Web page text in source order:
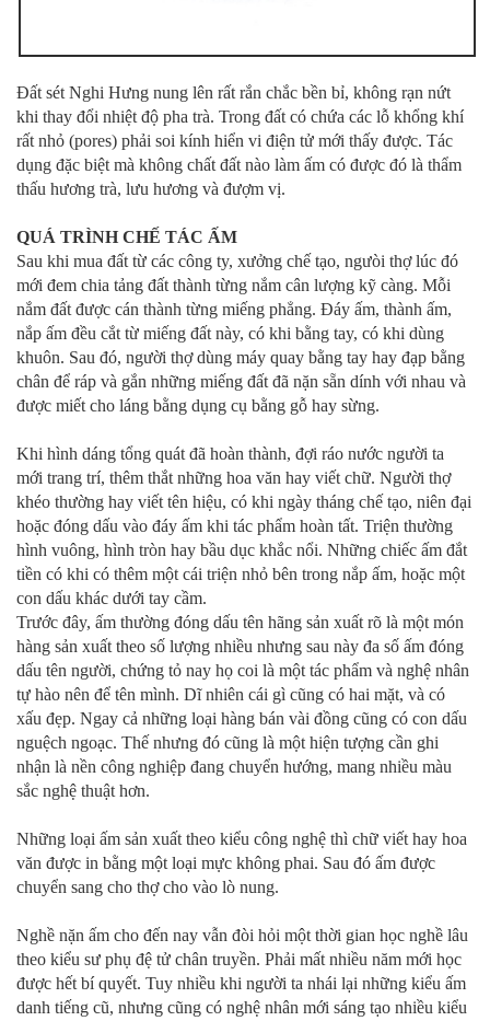
Đất sét Nghi Hưng nung lên rất rắn chắc bền bỉ, không rạn nứt
khi thay đổi nhiệt độ pha trà. Trong đất có chứa các lỗ khổng khí
rất nhỏ (pores) phải soi kính hiển vi điện tử mới thấy được. Tác
dụng đặc biệt mà không chất đất nào làm ấm có được đó là thẩm
thấu hương trà, lưu hương và đượm vị.
QUÁ TRÌNH CHẾ TÁC ẤM
Sau khi mua đất từ các công ty, xưởng chế tạo, ngưòi thợ lúc đó
mới đem chia tảng đất thành từng nắm cân lượng kỹ càng. Mỗi
nắm đất được cán thành từng miếng phẳng. Đáy ấm, thành ấm,
nắp ấm đều cắt từ miếng đất này, có khi bằng tay, có khi dùng
khuôn. Sau đó, người thợ dùng máy quay bằng tay hay đạp bằng
chân để ráp và gắn những miếng đất đã nặn sẵn dính với nhau và
được miết cho láng bằng dụng cụ bằng gỗ hay sừng.
Khi hình dáng tổng quát đã hoàn thành, đợi ráo nước người ta
mới trang trí, thêm thắt những hoa văn hay viết chữ. Người thợ
khéo thường hay viết tên hiệu, có khi ngày tháng chế tạo, niên đại
hoặc đóng dấu vào đáy ấm khi tác phẩm hoàn tất. Triện thường
hình vuông, hình tròn hay bầu dục khắc nổi. Những chiếc ấm đắt
tiền có khi có thêm một cái triện nhỏ bên trong nắp ấm, hoặc một
con dấu khác dưới tay cầm.
Trước đây, ấm thường đóng dấu tên hãng sản xuất rõ là một món
hàng sản xuất theo số lượng nhiều nhưng sau này đa số ấm đóng
dấu tên người, chứng tỏ nay họ coi là một tác phẩm và nghệ nhân
tự hào nên để tên mình. Dĩ nhiên cái gì cũng có hai mặt, và có
xấu đẹp. Ngay cả những loại hàng bán vài đồng cũng có con dấu
nguệch ngoạc. Thế nhưng đó cũng là một hiện tượng cần ghi
nhận là nền công nghiệp đang chuyển hướng, mang nhiều màu
sắc nghệ thuật hơn.
Những loại ấm sản xuất theo kiểu công nghệ thì chữ viết hay hoa
văn được in bằng một loại mực không phai. Sau đó ấm được
chuyển sang cho thợ cho vào lò nung.
Nghề nặn ấm cho đến nay vẫn đòi hỏi một thời gian học nghề lâu
theo kiểu sư phụ đệ tử chân truyền. Phải mất nhiều năm mới học
được hết bí quyết. Tuy nhiều khi người ta nhái lại những kiểu ấm
danh tiếng cũ, nhưng cũng có nghệ nhân mới sáng tạo nhiều kiểu